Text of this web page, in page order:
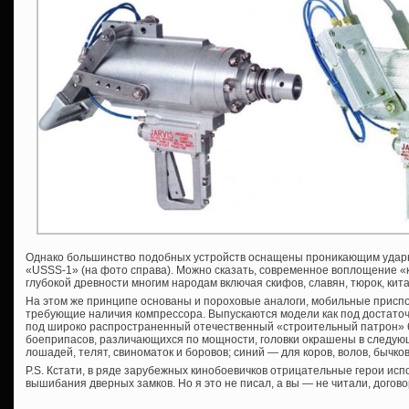
Однако большинство подобных устройств оснащены проникающим
«USSS-1» (на фото справа). Можно сказать, современное воплощение
глубокой древности многим народам включая скифов, славян, тюрок,
На этом же принципе основаны и пороховые аналоги, мобильные
требующие наличия компрессора. Выпускаются модели как под
под широко распространенный отечественный «строительный патрон»
боеприпасов, различающихся по мощности, головки окрашены в
лошадей, телят, свиноматок и боровов; синий — для коров, волов,
P.S. Кстати, в ряде зарубежных кинобоевичков отрицательные герои
вышибания дверных замков. Но я это не писал, а вы — не читали,